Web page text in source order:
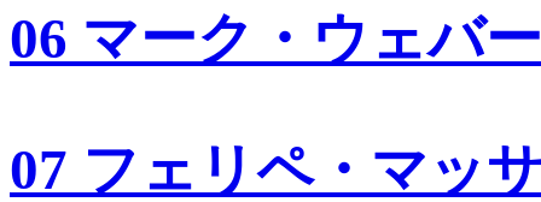
06 マーク・ウェバー
07 フェリペ・マッ